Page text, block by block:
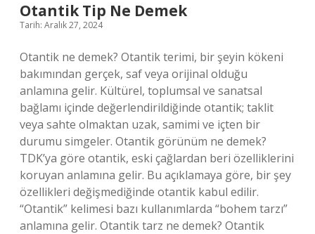
Otantik Tip Ne Demek
Tarih: Aralık 27, 2024
Otantik ne demek? Otantik terimi, bir şeyin kökeni
bakımından gerçek, saf veya orijinal olduğu
anlamına gelir. Kültürel, toplumsal ve sanatsal
bağlamı içinde değerlendirildiğinde otantik; taklit
veya sahte olmaktan uzak, samimi ve içten bir
durumu simgeler. Otantik görünüm ne demek?
TDK’ya göre otantik, eski çağlardan beri özelliklerini
koruyan anlamına gelir. Bu açıklamaya göre, bir şey
özellikleri değişmediğinde otantik kabul edilir.
“Otantik” kelimesi bazı kullanımlarda “bohem tarzı”
anlamına gelir. Otantik tarz ne demek? Otantik